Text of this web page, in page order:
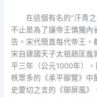
在這個有名的“汗青
不止是為了讓帝王慎獨內
告。宋代簡直每代帝王，
宋自建國天子太祖趙匡胤
平三年（公元1000年）
帙眾多的《承平御覽》中
史要切之言的《御屏風》